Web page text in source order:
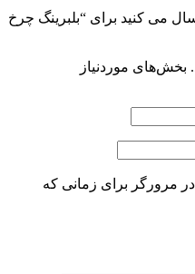
می کنید برای “بلبرینگ چرخ
بخش‌های موردنیاز
مرورگر برای زمانی که